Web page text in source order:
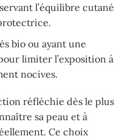
l’équilibre cutané
bio ou ayant une
limiter l’exposition à
nocives.
réfléchie dès le plus
sa peau et à
Ce choix